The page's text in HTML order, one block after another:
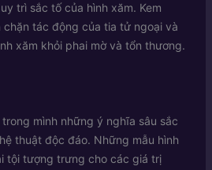
trì sắc tố của hình xăm. Kem
tác động của tia tử ngoại và
xăm khỏi phai mờ và tổn thương.
mình những ý nghĩa sâu sắc
thuật độc đáo. Những mẫu hình
tội tượng trưng cho các giá trị